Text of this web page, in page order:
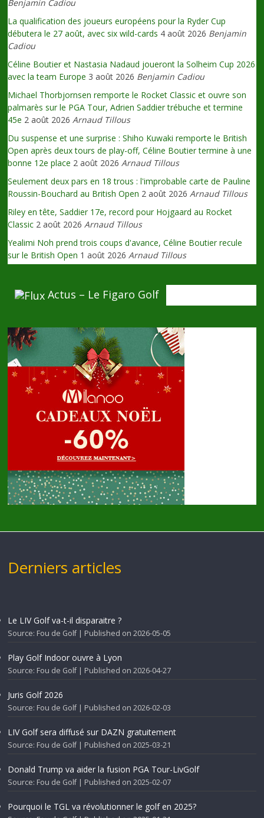
Benjamin Cadiou
La qualification des joueurs européens pour la Ryder Cup
débutera le 27 août, avec six wild-cards 4 août 2026 Benjamin
Cadiou
Céline Boutier et Nastasia Nadaud joueront la Solheim Cup 2026
avec la team Europe 3 août 2026 Benjamin Cadiou
Michael Thorbjornsen remporte le Rocket Classic et ouvre son
palmarès sur le PGA Tour, Adrien Saddier trébuche et termine
45e 2 août 2026 Arnaud Tillous
Du suspense et une surprise : Shiho Kuwaki remporte le British
Open après deux tours de play-off, Céline Boutier termine à une
bonne 12e place 2 août 2026 Arnaud Tillous
Seulement deux pars en 18 trous : l'improbable carte de Pauline
Roussin-Bouchard au British Open 2 août 2026 Arnaud Tillous
Riley en tête, Saddier 17e, record pour Hojgaard au Rocket
Classic 2 août 2026 Arnaud Tillous
Yealimi Noh prend trois coups d'avance, Céline Boutier recule
sur le British Open 1 août 2026 Arnaud Tillous
Actus – Le Figaro Golf
Derniers articles
Le LIV Golf va-t-il disparaitre ?
Source: Fou de Golf Published on 2026-05-05
Play Golf Indoor ouvre à Lyon
Source: Fou de Golf Published on 2026-04-27
Juris Golf 2026
Source: Fou de Golf Published on 2026-02-03
LIV Golf sera diffusé sur DAZN gratuitement
Source: Fou de Golf Published on 2025-03-21
Donald Trump va aider la fusion PGA Tour-LivGolf
Source: Fou de Golf Published on 2025-02-07
Pourquoi le TGL va révolutionner le golf en 2025?